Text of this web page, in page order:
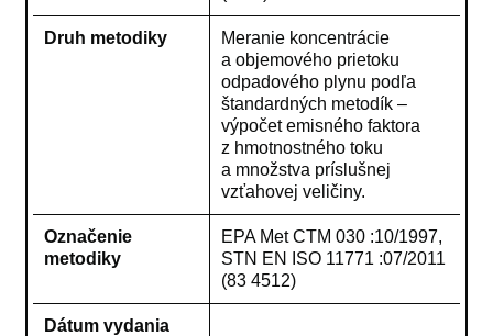
Druh metodiky
Meranie koncentrácie
a objemového prietoku
odpadového plynu podľa
štandardných metodík –
výpočet emisného faktora
z hmotnostného toku
a množstva príslušnej
vzťahovej veličiny.
Označenie
metodiky
EPA Met CTM 030 :10/1997,
STN EN ISO 11771 :07/2011
(83 4512)
Dátum vydania